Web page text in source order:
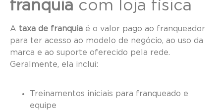
franquia com loja física
A taxa de franquia é o valor pago ao franqueador
para ter acesso ao modelo de negócio, ao uso da
marca e ao suporte oferecido pela rede.
Geralmente, ela inclui:
Treinamentos iniciais para franqueado e
equipe